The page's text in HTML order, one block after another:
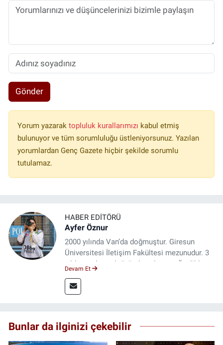
Gönder
Yorum yazarak topluluk kurallarımızı kabul etmiş
bulunuyor ve tüm sorumluluğu üstleniyorsunuz. Yazılan
yorumlardan Genç Gazete hiçbir şekilde sorumlu
tutulamaz.
HABER EDITÖRÜ
Ayfer Öznur
2000 yılında Van’da doğmuştur. Giresun
Üniversitesi İletişim Fakültesi mezunudur. 3
yıldır medya sektöründe çalışıyor. Özelikle
Devam Et
Bunlar da ilginizi çekebilir